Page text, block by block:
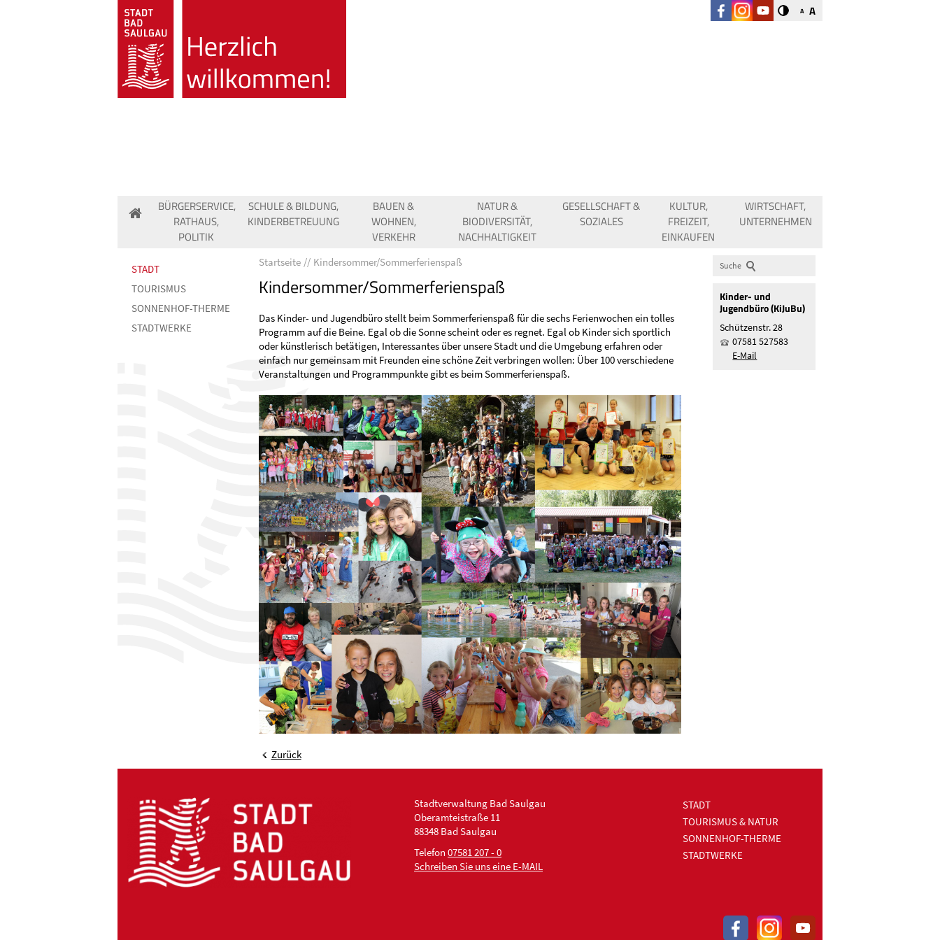
A A
BÜRGERSERVICE,
RATHAUS,
POLITIK
SCHULE & BILDUNG,
KINDERBETREUUNG
BAUEN &
WOHNEN,
VERKEHR
NATUR &
BIODIVERSITÄT,
NACHHALTIGKEIT
GESELLSCHAFT &
SOZIALES
KULTUR,
FREIZEIT,
EINKAUFEN
WIRTSCHAFT,
UNTERNEHMEN
STADT
TOURISMUS
SONNENHOF-THERME
STADTWERKE
Startseite Kindersommer/Sommerferienspaß
Kindersommer/Sommerferienspaß
Das Kinder- und Jugendbüro stellt beim Sommerferienspaß für die sechs Ferienwochen ein tolles
Programm auf die Beine. Egal ob die Sonne scheint oder es regnet. Egal ob Kinder sich sportlich
oder künstlerisch betätigen, Interessantes über unsere Stadt und die Umgebung erfahren oder
einfach nur gemeinsam mit Freunden eine schöne Zeit verbringen wollen: Über 100 verschiedene
Veranstaltungen und Programmpunkte gibt es beim Sommerferienspaß.
Zurück
Suche
Kinder- und
Jugendbüro (KiJuBu)
Schützenstr. 28
07581 527583
E-Mail
Stadtverwaltung Bad Saulgau
Oberamteistraße 11
88348 Bad Saulgau
Telefon 07581 207 - 0
Schreiben Sie uns eine E-MAIL
STADT
TOURISMUS & NATUR
SONNENHOF-THERME
STADTWERKE